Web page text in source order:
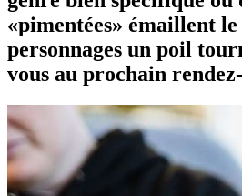
«pimentées» émaillent le
personnages un poil
vous au prochain